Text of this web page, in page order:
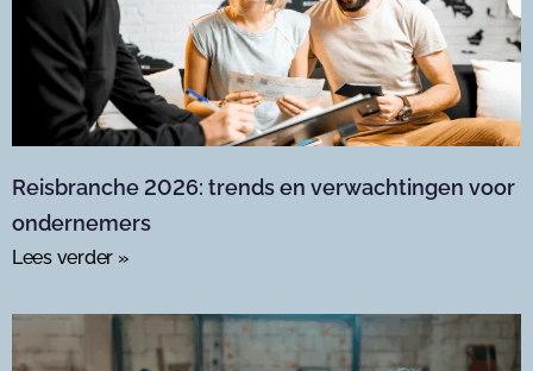
Reisbranche 2026: trends en verwachtingen voor
ondernemers
Lees verder »